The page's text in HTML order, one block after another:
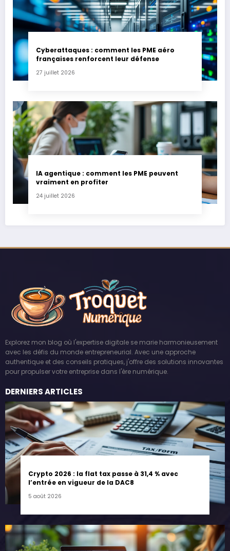
Cyberattaques : comment les PME aéro
françaises renforcent leur défense
27 juillet 2026
IA agentique : comment les PME peuvent
vraiment en profiter
24 juillet 2026
Explorez mon blog où l'expertise digitale se marie harmonieusement
avec les défis du monde entrepreneurial. Avec une approche
authentique et des conseils pratiques, j'offre des solutions innovantes
pour propulser votre entreprise dans l'ère numérique.
DERNIERS ARTICLES
Crypto 2026 : la flat tax passe à 31,4 % avec
l’entrée en vigueur de la DAC8
5 août 2026